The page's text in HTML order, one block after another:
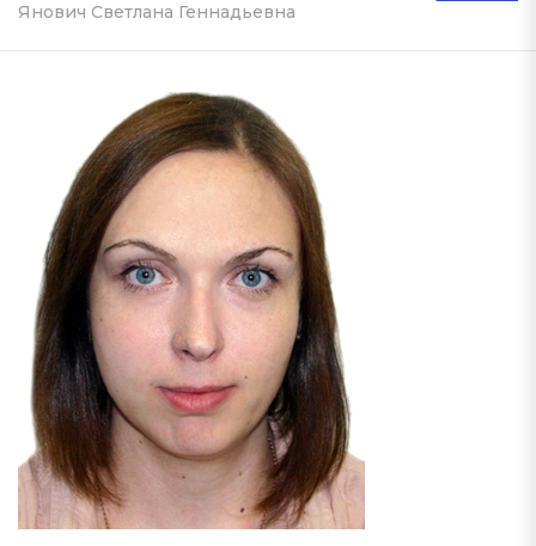
Янович Светлана Геннадьевна